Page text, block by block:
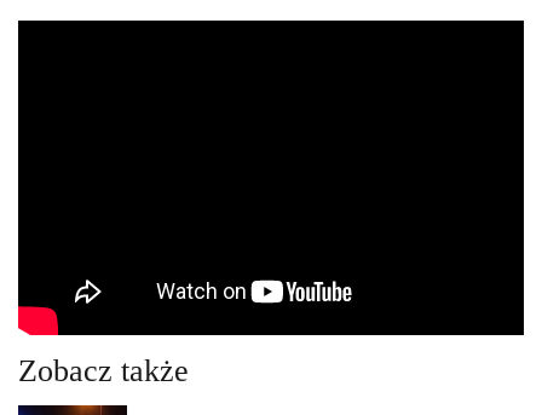
Zobacz także